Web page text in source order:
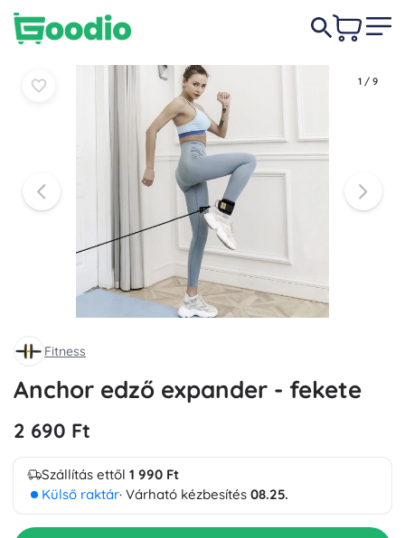
1 / 9
Fitness
Anchor edző expander - fekete
2 690 Ft
Szállítás ettől 1 990 Ft
Külső raktár· Várható kézbesítés 08.25.
2 690 Ft Kosárba